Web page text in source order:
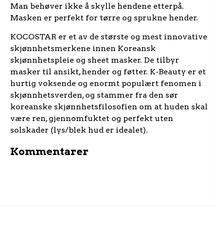
Man behøver ikke å skylle hendene etterpå.
Masken er perfekt for tørre og sprukne hender.
KOCOSTAR er et av de største og mest innovative
skjønnhetsmerkene innen Koreansk
skjønnhetspleie og sheet masker. De tilbyr
masker til ansikt, hender og føtter. K-Beauty er et
hurtig voksende og enormt populært fenomen i
skjønnhetsverden, og stammer fra den sør
koreanske skjønnhetsfilosofien om at huden skal
være ren, gjennomfuktet og perfekt uten
solskader (lys/blek hud er idealet).
Kommentarer